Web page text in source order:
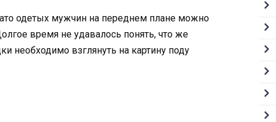
одетых мужчин на переднем плане можно
время не удавалось понять, что же
необходимо взглянуть на картину поду